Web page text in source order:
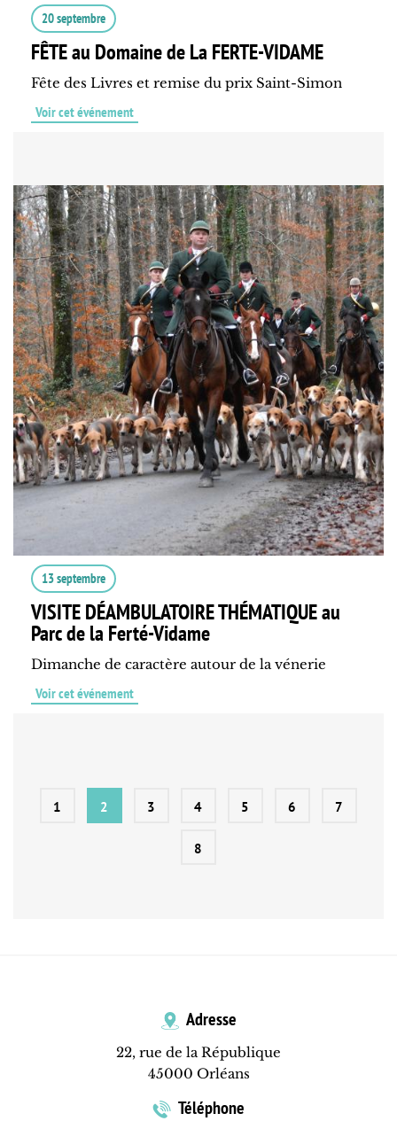
20 septembre
FÊTE au Domaine de La FERTE-VIDAME
Fête des Livres et remise du prix Saint-Simon
Voir cet événement
13 septembre
VISITE DÉAMBULATOIRE THÉMATIQUE au
Parc de la Ferté-Vidame
Dimanche de caractère autour de la vénerie
Voir cet événement
1 2 3 4 5 6 7
8
Adresse
22, rue de la République
45000 Orléans
Téléphone